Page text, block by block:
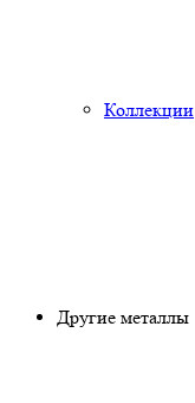
Коллекции
Другие металлы